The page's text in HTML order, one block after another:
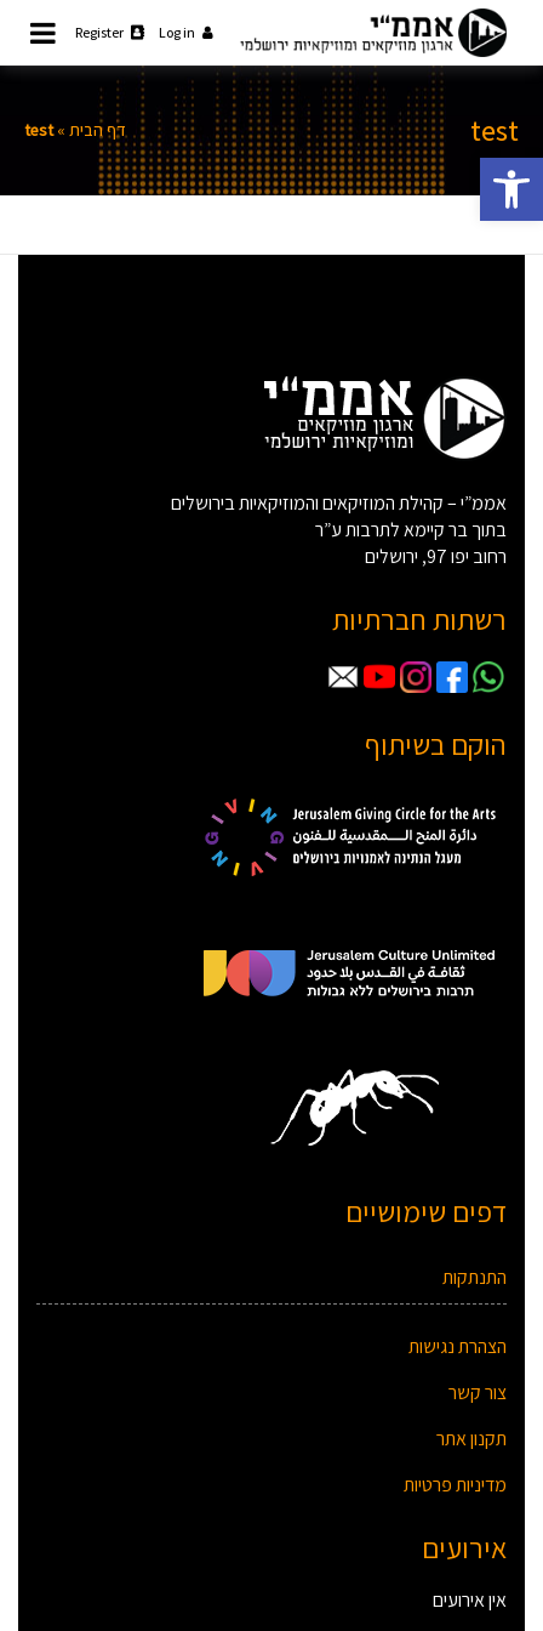
פתח סרגל נגישות
content
אממ"י
קהילת המוזיקאים והמוזיקאיות
ירושלמית
Log in
Register
test דף הבית »
test
אממ”י – קהילת המוזיקאים והמוזיקאיות בירושלים
בתוך בר קיימא לתרבות ע”ר
רחוב יפו 97, ירושלים
רשתות חברתיות
הוקם בשיתוף
דפים שימושיים
התנתקות
הצהרת נגישות
צור קשר
תקנון אתר
מדיניות פרטיות
אירועים
אין אירועים